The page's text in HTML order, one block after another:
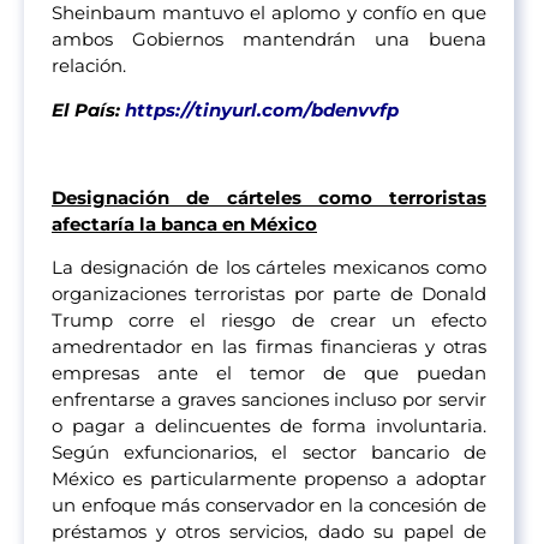
Sheinbaum mantuvo el aplomo y confío en que
ambos Gobiernos mantendrán una buena
relación.
El País: https://tinyurl.com/bdenvvfp
Designación de cárteles como terroristas
afectaría la banca en México
La designación de los cárteles mexicanos como
organizaciones terroristas por parte de Donald
Trump corre el riesgo de crear un efecto
amedrentador en las firmas financieras y otras
empresas ante el temor de que puedan
enfrentarse a graves sanciones incluso por servir
o pagar a delincuentes de forma involuntaria.
Según exfuncionarios, el sector bancario de
México es particularmente propenso a adoptar
un enfoque más conservador en la concesión de
préstamos y otros servicios, dado su papel de